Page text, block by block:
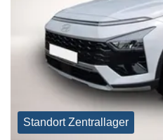
Standort Zentrallager